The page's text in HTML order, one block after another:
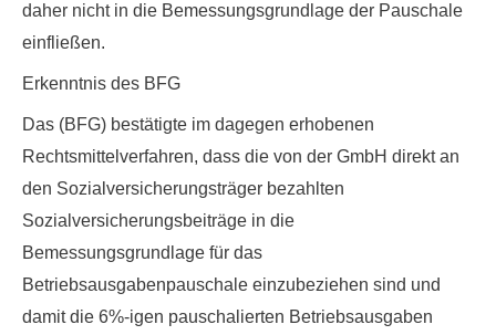
daher nicht in die Bemessungsgrundlage der Pauschale
einfließen.
Erkenntnis des BFG
Das (BFG) bestätigte im dagegen erhobenen
Rechtsmittelverfahren, dass die von der GmbH direkt an
den Sozialversicherungsträger bezahlten
Sozialversicherungsbeiträge in die
Bemessungsgrundlage für das
Betriebsausgabenpauschale einzubeziehen sind und
damit die 6%-igen pauschalierten Betriebsausgaben